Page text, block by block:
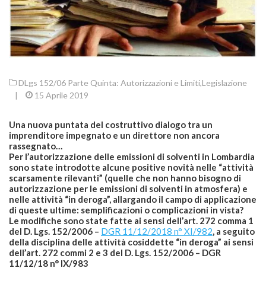
DLgs 152/06 Parte Quinta: Autorizzazioni e Limiti,Legislazione
|
15 Aprile 2019
Una nuova puntata del costruttivo dialogo tra un
imprenditore impegnato e un direttore non ancora
rassegnato…
Per l’autorizzazione delle emissioni di solventi in Lombardia
sono state introdotte alcune positive novità nelle “attività
scarsamente rilevanti” (quelle che non hanno bisogno di
autorizzazione per le emissioni di solventi in atmosfera) e
nelle attività “in deroga”, allargando il campo di applicazione
di queste ultime: semplificazioni o complicazioni in vista?
Le modifiche sono state fatte ai sensi dell’art. 272 comma 1
del D. Lgs. 152/2006 – DGR 11/12/2018 n° XI/982, a seguito
della disciplina delle attività cosiddette “in deroga” ai sensi
dell’art. 272 commi 2 e 3 del D. Lgs. 152/2006 – DGR
11/12/18 n° IX/983